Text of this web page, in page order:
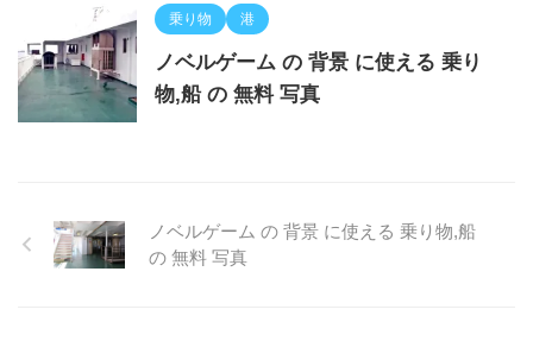
乗り物 港
ノベルゲーム の 背景 に使える 乗り
物,船 の 無料 写真
ノベルゲーム の 背景 に使える 乗り物,船
の 無料 写真